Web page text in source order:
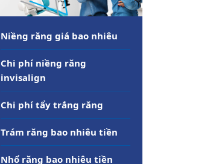
Niềng răng giá bao nhiêu
Chi phí niềng răng
invisalign
Chi phí tẩy trắng răng
Trám răng bao nhiêu tiền
Nhổ răng bao nhiêu tiền